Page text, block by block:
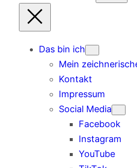
Das bin ich
Mein
Kontakt
Impressum
Social Media
Facebook
Instagram
YouTube